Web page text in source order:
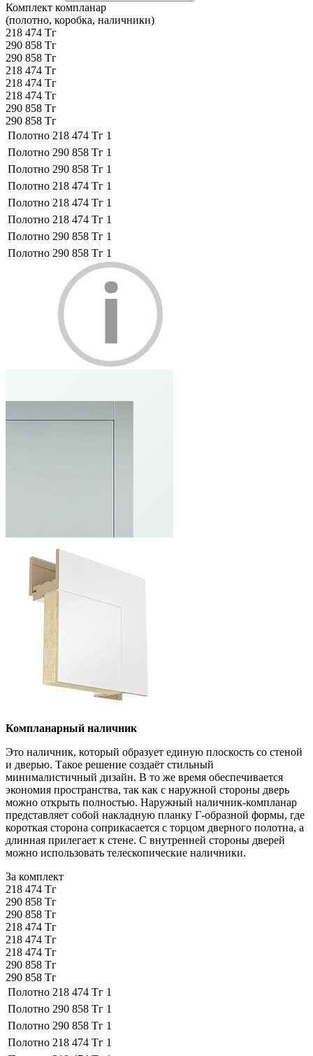
Комплект компланар
(полотно, коробка, наличники)
218 474 Тг
290 858 Тг
290 858 Тг
218 474 Тг
218 474 Тг
218 474 Тг
290 858 Тг
290 858 Тг
Полотно 218 474 Тг 1
Полотно 290 858 Тг 1
Полотно 290 858 Тг 1
Полотно 218 474 Тг 1
Полотно 218 474 Тг 1
Полотно 218 474 Тг 1
Полотно 290 858 Тг 1
Полотно 290 858 Тг 1
Компланарный наличник
Это наличник, который образует единую плоскость со стеной
и дверью. Такое решение создаёт стильный
минималистичный дизайн. В то же время обеспечивается
экономия пространства, так как с наружной стороны дверь
можно открыть полностью. Наружный наличник-компланар
представляет собой накладную планку Г-образной формы, где
короткая сторона соприкасается с торцом дверного полотна, а
длинная прилегает к стене. С внутренней стороны дверей
можно использовать телескопические наличники.
За комплект
218 474 Тг
290 858 Тг
290 858 Тг
218 474 Тг
218 474 Тг
218 474 Тг
290 858 Тг
290 858 Тг
Полотно 218 474 Тг 1
Полотно 290 858 Тг 1
Полотно 290 858 Тг 1
Полотно 218 474 Тг 1